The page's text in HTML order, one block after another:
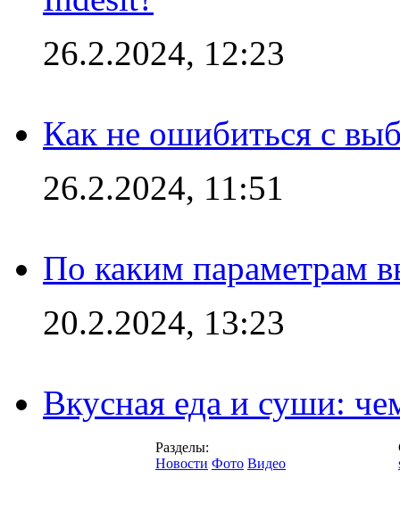
26.2.2024, 12:23
Как не ошибиться с
26.2.2024, 11:51
По каким параметрам
20.2.2024, 13:23
Вкусная еда и суши:
Разделы:
Новости Фото Видео